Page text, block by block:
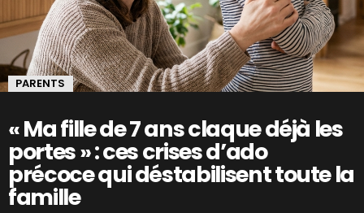
PARENTS
« Ma fille de 7 ans claque déjà les
portes » : ces crises d’ado
précoce qui déstabilisent toute la
famille